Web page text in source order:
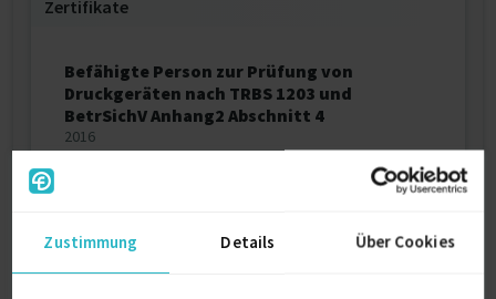
Zustimmung Details Über Cookies
Zertifikate
Befähigte Person zur Prüfung von
Druckgeräten nach TRBS 1203 und
BetrSichV Anhang2 Abschnitt 4
2016
Ausbildung